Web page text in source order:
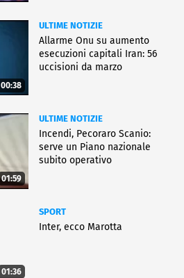
00:38
ULTIME NOTIZIE
Allarme Onu su aumento
esecuzioni capitali Iran: 56
uccisioni da marzo
01:59
ULTIME NOTIZIE
Incendi, Pecoraro Scanio:
serve un Piano nazionale
subito operativo
01:36
SPORT
Inter, ecco Marotta